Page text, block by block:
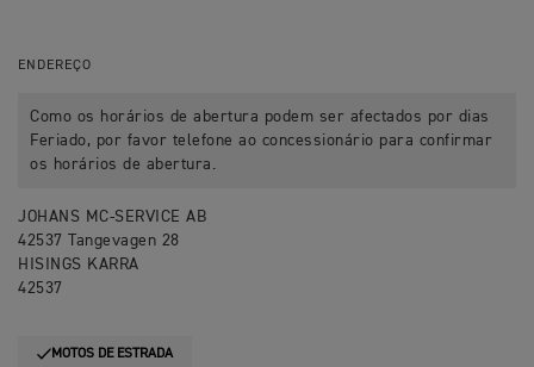
ENDEREÇO
Como os horários de abertura podem ser afectados por dias
Feriado, por favor telefone ao concessionário para confirmar
os horários de abertura.
JOHANS MC-SERVICE AB
42537 Tangevagen 28
HISINGS KARRA
42537
MOTOS DE ESTRADA